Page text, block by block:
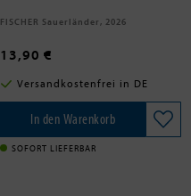
FISCHER Sauerländer, 2026
13,90 €
Versandkostenfrei in DE
In den Warenkorb
SOFORT LIEFERBAR